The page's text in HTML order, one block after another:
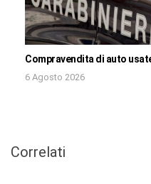
Compravendita di auto
6 Agosto 2026
Correlati